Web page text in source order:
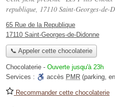
republique, 17110 Saint-Georges-de-
65 Rue de la Republique
17110 Saint-Georges-de-Didonne
📞 Appeler cette chocolaterie
Chocolaterie - Ouverte jusqu'à 23h
Services :
accès PMR (parking,
Recommander cette chocolaterie